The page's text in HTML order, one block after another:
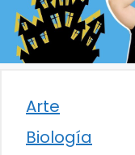
Arte
Biología